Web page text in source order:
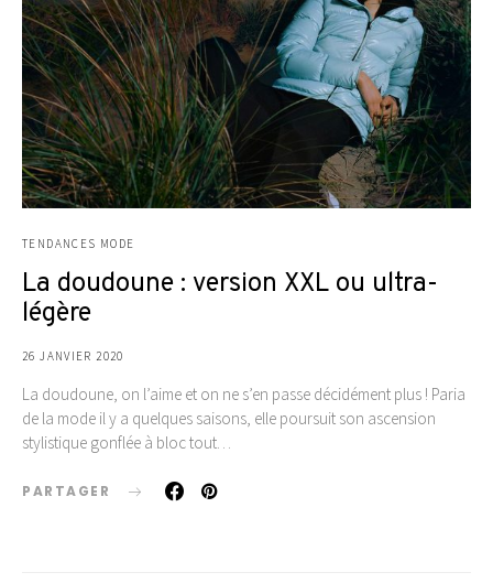
TENDANCES MODE
La doudoune : version XXL ou ultra-
légère
26 JANVIER 2020
La doudoune, on l’aime et on ne s’en passe décidément plus ! Paria
de la mode il y a quelques saisons, elle poursuit son ascension
stylistique gonflée à bloc tout…
PARTAGER